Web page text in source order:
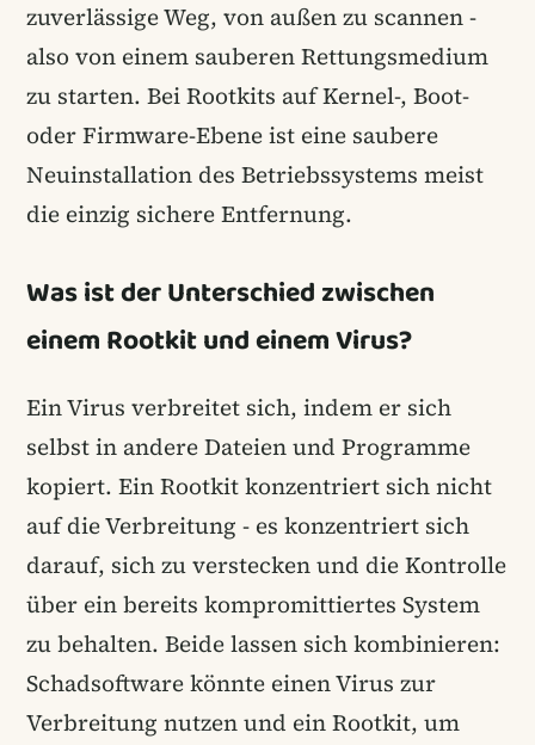
zuverlässige Weg, von außen zu scannen -
also von einem sauberen Rettungsmedium
zu starten. Bei Rootkits auf Kernel-, Boot-
oder Firmware-Ebene ist eine saubere
Neuinstallation des Betriebssystems meist
die einzig sichere Entfernung.
Was ist der Unterschied zwischen
einem Rootkit und einem Virus?
Ein Virus verbreitet sich, indem er sich
selbst in andere Dateien und Programme
kopiert. Ein Rootkit konzentriert sich nicht
auf die Verbreitung - es konzentriert sich
darauf, sich zu verstecken und die Kontrolle
über ein bereits kompromittiertes System
zu behalten. Beide lassen sich kombinieren:
Schadsoftware könnte einen Virus zur
Verbreitung nutzen und ein Rootkit, um